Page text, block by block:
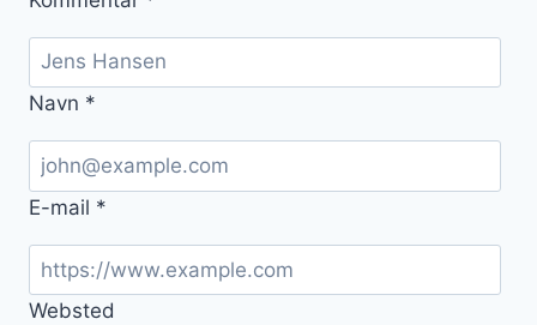
Navn *
E-mail *
Websted